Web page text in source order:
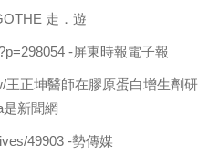
走．遊
-屏東時報電子報
王正坤醫師在膠原蛋白增生劑研
新聞網
49903 -勢傳媒